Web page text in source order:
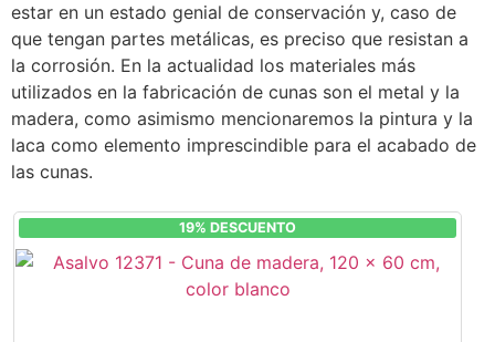
estar en un estado genial de conservación y, caso de
que tengan partes metálicas, es preciso que resistan a
la corrosión. En la actualidad los materiales más
utilizados en la fabricación de cunas son el metal y la
madera, como asimismo mencionaremos la pintura y la
laca como elemento imprescindible para el acabado de
las cunas.
19% DESCUENTO